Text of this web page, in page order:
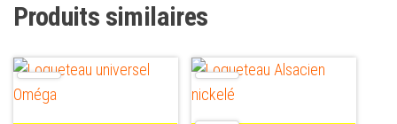
Produits similaires